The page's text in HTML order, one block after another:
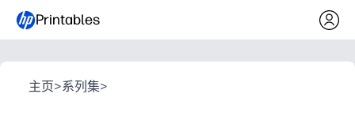
Printables
主页>系列集>